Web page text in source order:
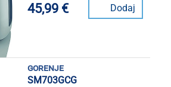
45,99 € Dodaj
gorenje
SM703GCG